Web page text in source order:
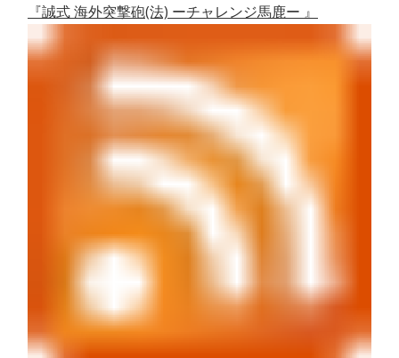
『誠式 海外突撃砲(法) ーチャレンジ馬鹿ー 』